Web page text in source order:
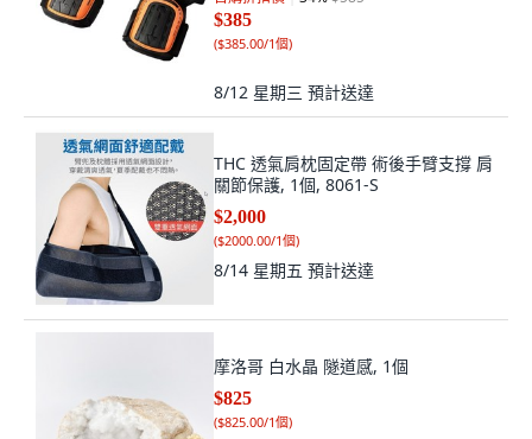
$385
($385.00/1個)
8/12 星期三 預計送達
THC 透氣肩枕固定帶 術後手臂支撐 肩
關節保護, 1個, 8061-S
$2,000
($2000.00/1個)
8/14 星期五 預計送達
摩洛哥 白水晶 隧道感, 1個
$825
($825.00/1個)